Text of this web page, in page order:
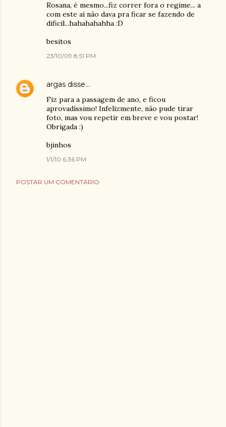
Rosana, é mesmo...fiz correr fora o regime... a
com este aí não dava pra ficar se fazendo de
dificil...hahahahahha :D
besitos
23/10/09 8:51 PM
argas disse…
Fiz para a passagem de ano, e ficou
aprovadíssimo! Infelizmente, não pude tirar
foto, mas vou repetir em breve e vou postar!
Obrigada :)
bjinhos
1/1/10 6:36 PM
POSTAR UM COMENTÁRIO